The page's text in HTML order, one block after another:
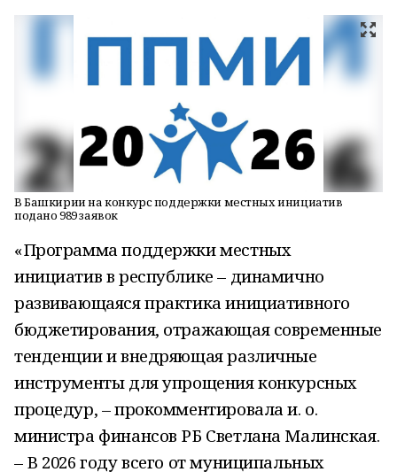
В Башкирии на конкурс поддержки местных инициатив
подано 989 заявок
«Программа поддержки местных
инициатив в республике – динамично
развивающаяся практика инициативного
бюджетирования, отражающая современные
тенденции и внедряющая различные
инструменты для упрощения конкурсных
процедур, – прокомментировала и. о.
министра финансов РБ Светлана Малинская.
– В 2026 году всего от муниципальных